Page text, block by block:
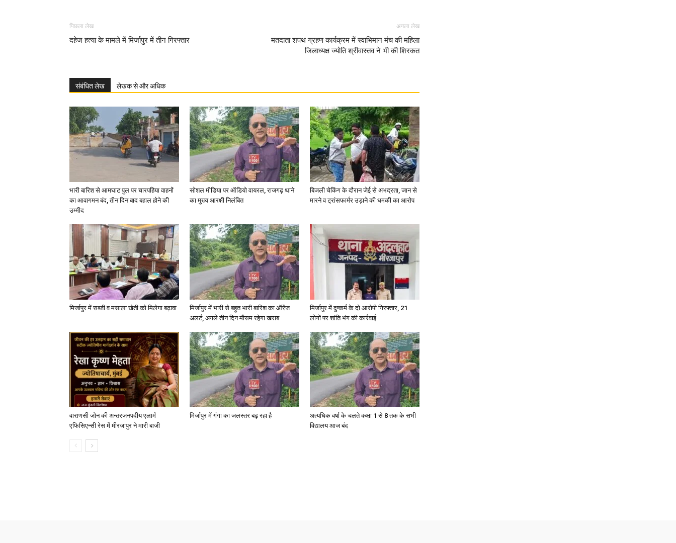
पिछला लेख
दहेज हत्या के मामले में मिर्जापुर में तीन गिरफ्तार
अगला लेख
मतदाता शपथ ग्रहण कार्यक्रम में स्वाभिमान मंच की महिला
जिलाध्यक्ष ज्योति श्रीवास्तव ने भी की शिरकत
संबंधित लेख लेखक से और अधिक
भारी बारिश से आमघाट पुल पर चारपहिया वाहनों
का आवागमन बंद, तीन दिन बाद बहाल होने की
उम्मीद
सोशल मीडिया पर ऑडियो वायरल, राजगढ़ थाने
का मुख्य आरक्षी निलंबित
बिजली चेकिंग के दौरान जेई से अभद्रता, जान से
मारने व ट्रांसफार्मर उड़ाने की धमकी का आरोप
मिर्जापुर में सब्जी व मसाला खेती को मिलेगा बढ़ावा
मिर्जापुर में भारी से बहुत भारी बारिश का ऑरेंज
अलर्ट, अगले तीन दिन मौसम रहेगा खराब
मिर्जापुर में दुष्कर्म के दो आरोपी गिरफ्तार, 21
लोगों पर शांति भंग की कार्रवाई
वाराणसी जोन की अन्तरजनपदीय एलार्म
एफिसिएन्सी रेस में मीरजापुर ने मारी बाजी
मिर्जापुर में गंगा का जलस्तर बढ़ रहा है
अत्यधिक वर्षा के चलते कक्षा 1 से 8 तक के सभी
विद्यालय आज बंद